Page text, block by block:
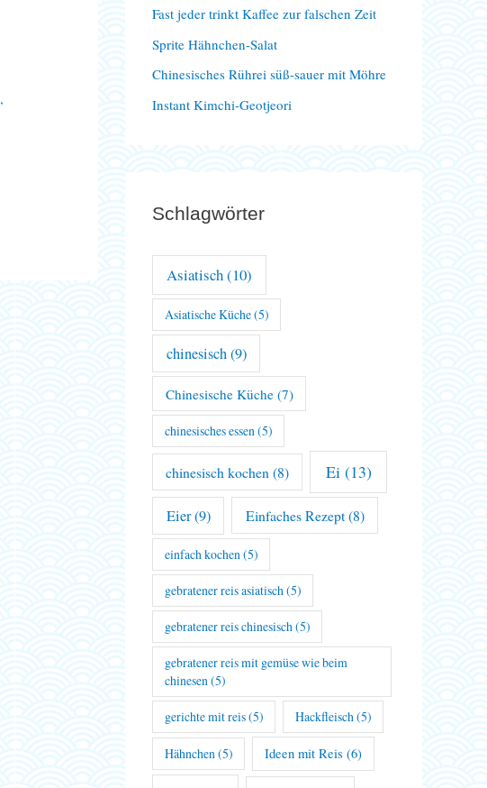
,
c
h
:
Fast jeder trinkt Kaffee zur falschen Zeit
Sprite Hähnchen-Salat
Chinesisches Rührei süß-sauer mit Möhre
Instant Kimchi-Geotjeori
Schlagwörter
Asiatisch(10)
Asiatische Küche(5)
chinesisch(9)
Chinesische Küche(7)
chinesisches essen(5)
chinesisch kochen (8) Ei(13)
Eier(9) Einfaches Rezept(8)
einfach kochen(5)
gebratener reis asiatisch(5)
gebratener reis chinesisch(5)
gebratener reis mit gemüse wie beim
chinesen(5)
gerichte mit reis(5) Hackfleisch (5)
Hähnchen(5) Ideen mit Reis (6)